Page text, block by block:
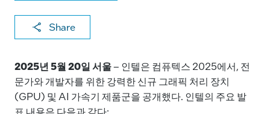
Share
X
a
c
e
b
k
e
dI
ai
l
p
y
Li
2025년 5월 20일 서울– 인텔은 컴퓨텍스 2025에서, 전
문가와 개발자를 위한 강력한 신규 그래픽 처리 장치
(GPU) 및 AI 가속기 제품군을 공개했다. 인텔의 주요 발
표 내용은 다음과 같다: